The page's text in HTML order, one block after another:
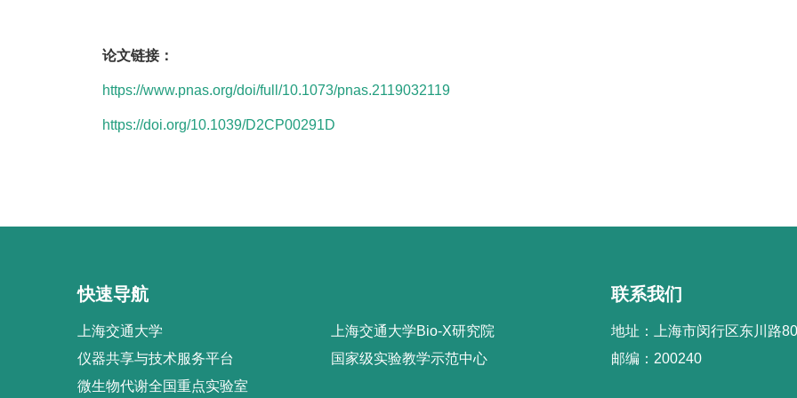
论文链接：
https://www.pnas.org/doi/full/10.1073/pnas.2119032119
https://doi.org/10.1039/D2CP00291D
快速导航
上海交通大学
上海交通大学Bio-X研究院
仪器共享与技术服务平台
国家级实验教学示范中心
微生物代谢全国重点实验室
联系我们
地址：上海市闵行区东川路
邮编：200240